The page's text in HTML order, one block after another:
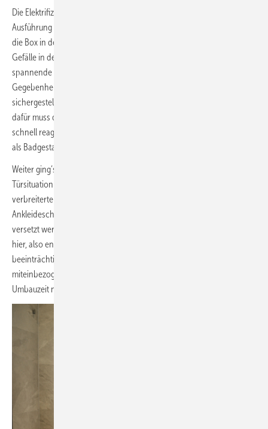
Die Elektrifizierung ist bei der Komplettsanierung kein Problem, bei der
Ausführung wurde dennoch um jeden Millimeter Höhe gerungen, um
die Box in den Boden zu integrieren und zusätzlich ein ausreichendes
Gefälle in der Dusche herzustellen. Das ist ein Stück weit schon eine
spannende Phase im Projekt, da niemand im Vorfeld die genauen
Gegebenheiten bestimmen kann. Die tatsächliche Verwendung ist erst
sichergestellt, wenn die baulichen Gegebenheiten bekannt sind –
dafür muss die Badsanierung bereits begonnen worden sein. Um
schnell reagieren zu können – für zukünftige Umbauten – haben wir
als Badgestalter nun immer ein solches Modell auf Lager.
Weiter ging’s mit dem Umbau: Die Gestaltung im Raum fing mit der
Türsituation an. Ein komfortabler Zugang wurde mit einer
verbreiterten Tür ermöglicht, die nach außen – zu den
Ankleideschränken hin – zu öffnen ist. Die Schalterleiste musste dazu
versetzt werden. Es ist zu bedenken, dass bei einem Badumbau wie
hier, also en suite, auch immer das vorgelagerte Schlafzimmer
beeinträchtigt wird und in die Umbaumaßnahme zumindest teilweise
miteinbezogen werden muss. Eine Nutzung ist während der
Umbauzeit nicht möglich.